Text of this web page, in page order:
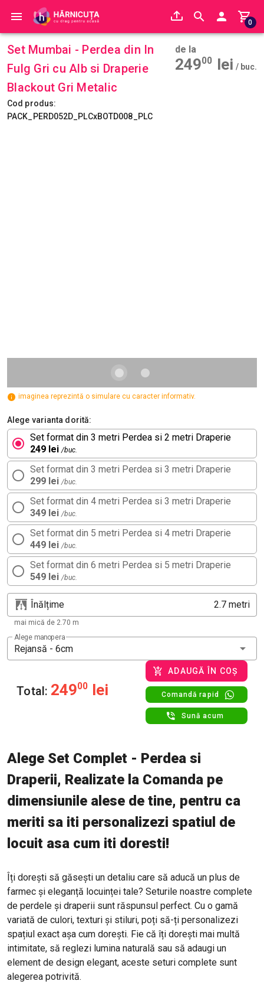
0
Set Mumbai - Perdea din In
Fulg Gri cu Alb si Draperie
Blackout Gri Metalic
Cod produs:
PACK_PERD052D_PLCxBOTD008_PLC
de la
24900 lei / buc.
imaginea reprezintă o simulare cu caracter informativ.
Alege varianta dorită:
Set format din 3 metri Perdea si 2 metri Draperie
249 lei /buc.
Set format din 3 metri Perdea si 3 metri Draperie
299 lei /buc.
Set format din 4 metri Perdea si 3 metri Draperie
349 lei /buc.
Set format din 5 metri Perdea si 4 metri Draperie
449 lei /buc.
Set format din 6 metri Perdea si 5 metri Draperie
549 lei /buc.
Înălțime metri
mai mică de 2.70 m
Alege manopera
Rejansă - 6cm
Total: 24900 lei
ADAUGĂ ÎN COȘ
Comandă rapid
Sună acum
Alege Set Complet - Perdea si
Draperii, Realizate la Comanda pe
dimensiunile alese de tine, pentru ca
meriti sa iti personalizezi spatiul de
locuit asa cum iti doresti!
Îți dorești să găsești un detaliu care să aducă un plus de
farmec și eleganță locuinței tale? Seturile noastre complete
de perdele și draperii sunt răspunsul perfect. Cu o gamă
variată de culori, texturi și stiluri, poți să-ți personalizezi
spațiul exact așa cum dorești. Fie că îți dorești mai multă
intimitate, să reglezi lumina naturală sau să adaugi un
element de design elegant, aceste seturi complete sunt
alegerea potrivită.